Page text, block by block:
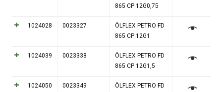
865 CP 12G0,75
1024028 0023327
ÖLFLEX PETRO FD
865 CP 12G1
1024039 0023338
ÖLFLEX PETRO FD
865 CP 12G1,5
1024050 0023349
ÖLFLEX PETRO FD